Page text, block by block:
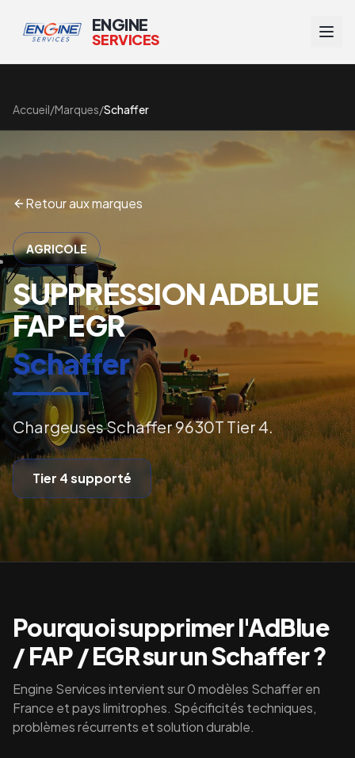
ENGINE
SERVICES
Accueil/Marques/Schaffer
Retour aux marques
AGRICOLE
SUPPRESSION ADBLUE
FAP EGR
Schaffer
Chargeuses Schaffer 9630T Tier 4.
Tier 4supporté
Pourquoi supprimer l'AdBlue
/ FAP / EGR sur unSchaffer?
Engine Services intervient sur0modèles Schafferen
France et pays limitrophes. Spécificités techniques,
problèmes récurrents et solution durable.